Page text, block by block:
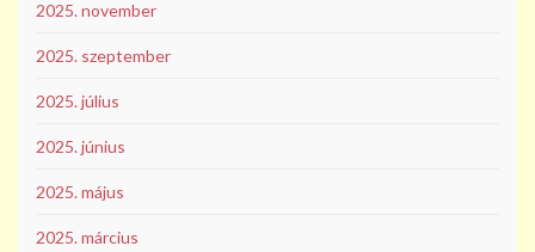
2025. november
2025. szeptember
2025. július
2025. június
2025. május
2025. március